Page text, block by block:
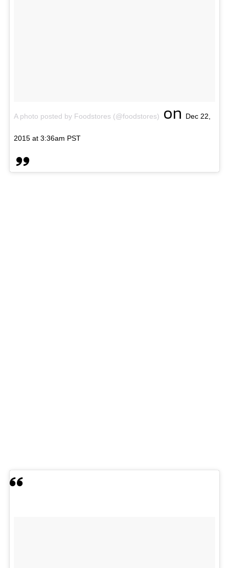
A photo posted by Foodstores (@foodstores) on Dec 22,
2015 at 3:36am PST